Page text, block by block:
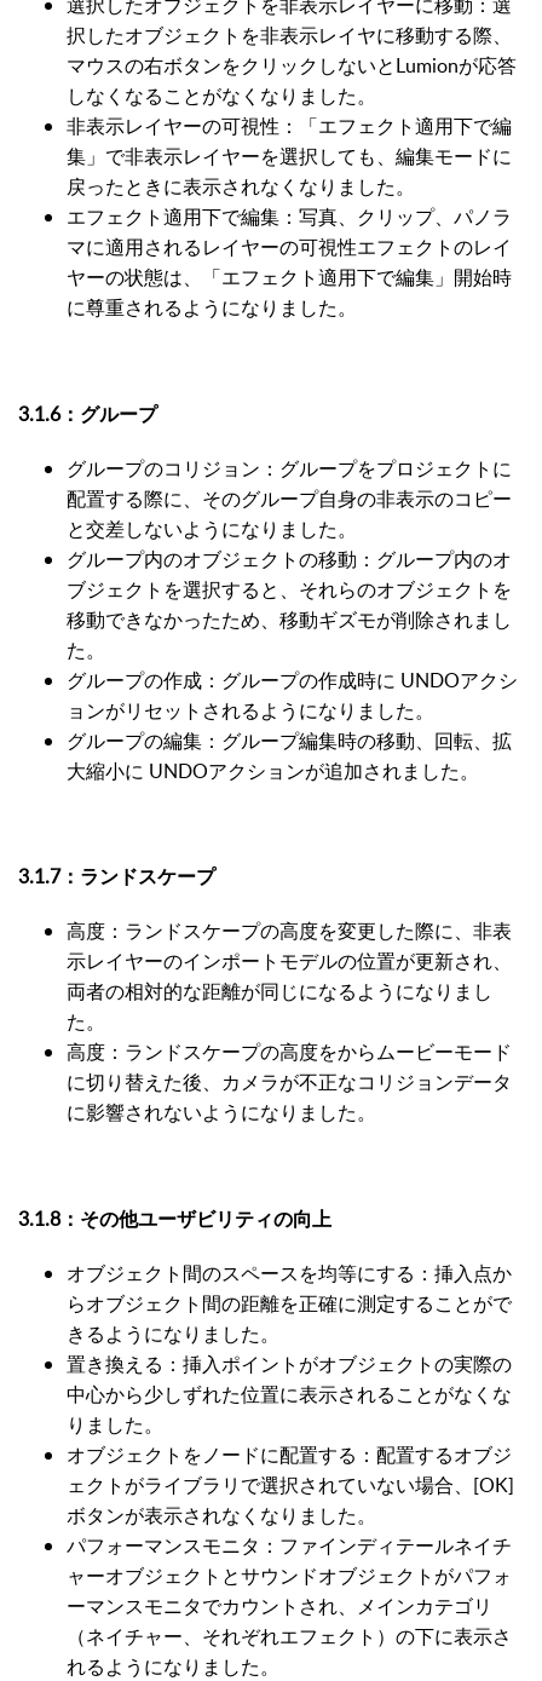
択したオブジェクトを非表示レイヤに移動する際、
マウスの右ボタンをクリックしないとLumionが応答
しなくなることがなくなりました。
非表示レイヤーの可視性：「エフェクト適用下で編
集」で非表示レイヤーを選択しても、編集モードに
戻ったときに表示されなくなりました。
エフェクト適用下で編集：写真、クリップ、パノラ
マに適用されるレイヤーの可視性エフェクトのレイ
ヤーの状態は、「エフェクト適用下で編集」開始時
に尊重されるようになりました。
3.1.6：グループ
グループのコリジョン：グループをプロジェクトに
配置する際に、そのグループ自身の非表示のコピー
と交差しないようになりました。
グループ内のオブジェクトの移動：グループ内のオ
ブジェクトを選択すると、それらのオブジェクトを
移動できなかったため、移動ギズモが削除されまし
た。
グループの作成：グループの作成時に UNDOアクシ
ョンがリセットされるようになりました。
グループの編集：グループ編集時の移動、回転、拡
大縮小に UNDOアクションが追加されました。
3.1.7：ランドスケープ
高度：ランドスケープの高度を変更した際に、非表
示レイヤーのインポートモデルの位置が更新され、
両者の相対的な距離が同じになるようになりまし
た。
高度：ランドスケープの高度をからムービーモード
に切り替えた後、カメラが不正なコリジョンデータ
に影響されないようになりました。
3.1.8： その他ユーザビリティの向上
オブジェクト間のスペースを均等にする：挿入点か
らオブジェクト間の距離を正確に測定することがで
きるようになりました。
置き換える：挿入ポイントがオブジェクトの実際の
中心から少しずれた位置に表示されることがなくな
りました。
オブジェクトをノードに配置する：配置するオブジ
ェクトがライブラリで選択されていない場合、[OK]
ボタンが表示されなくなりました。
パフォーマンスモニタ：ファインディテールネイチ
ャーオブジェクトとサウンドオブジェクトがパフォ
ーマンスモニタでカウントされ、メインカテゴリ
（ネイチャー、それぞれエフェクト）の下に表示さ
れるようになりました。